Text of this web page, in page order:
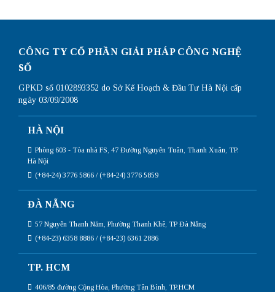
CÔNG TY CỔ PHẦN GIẢI PHÁP CÔNG NGHỆ
SỐ
GPKD số 0102893352 do Sở Kế Hoạch & Đầu Tư Hà Nội cấp
ngày 03/09/2008
HÀ NỘI
Phòng 603 - Tòa nhà FS, 47 Đường Nguyễn Tuân, Thanh Xuân, TP.
Hà Nội
(+84-24) 3776 5866 / (+84-24) 3776 5859
ĐÀ NẴNG
57 Nguyễn Thanh Năm, Phường Thanh Khê, TP Đà Nẵng
(+84-23) 6358 8886 / (+84-23) 6361 2886
TP. HCM
406/85 đường Cộng Hòa, Phường Tân Bình, TP.HCM